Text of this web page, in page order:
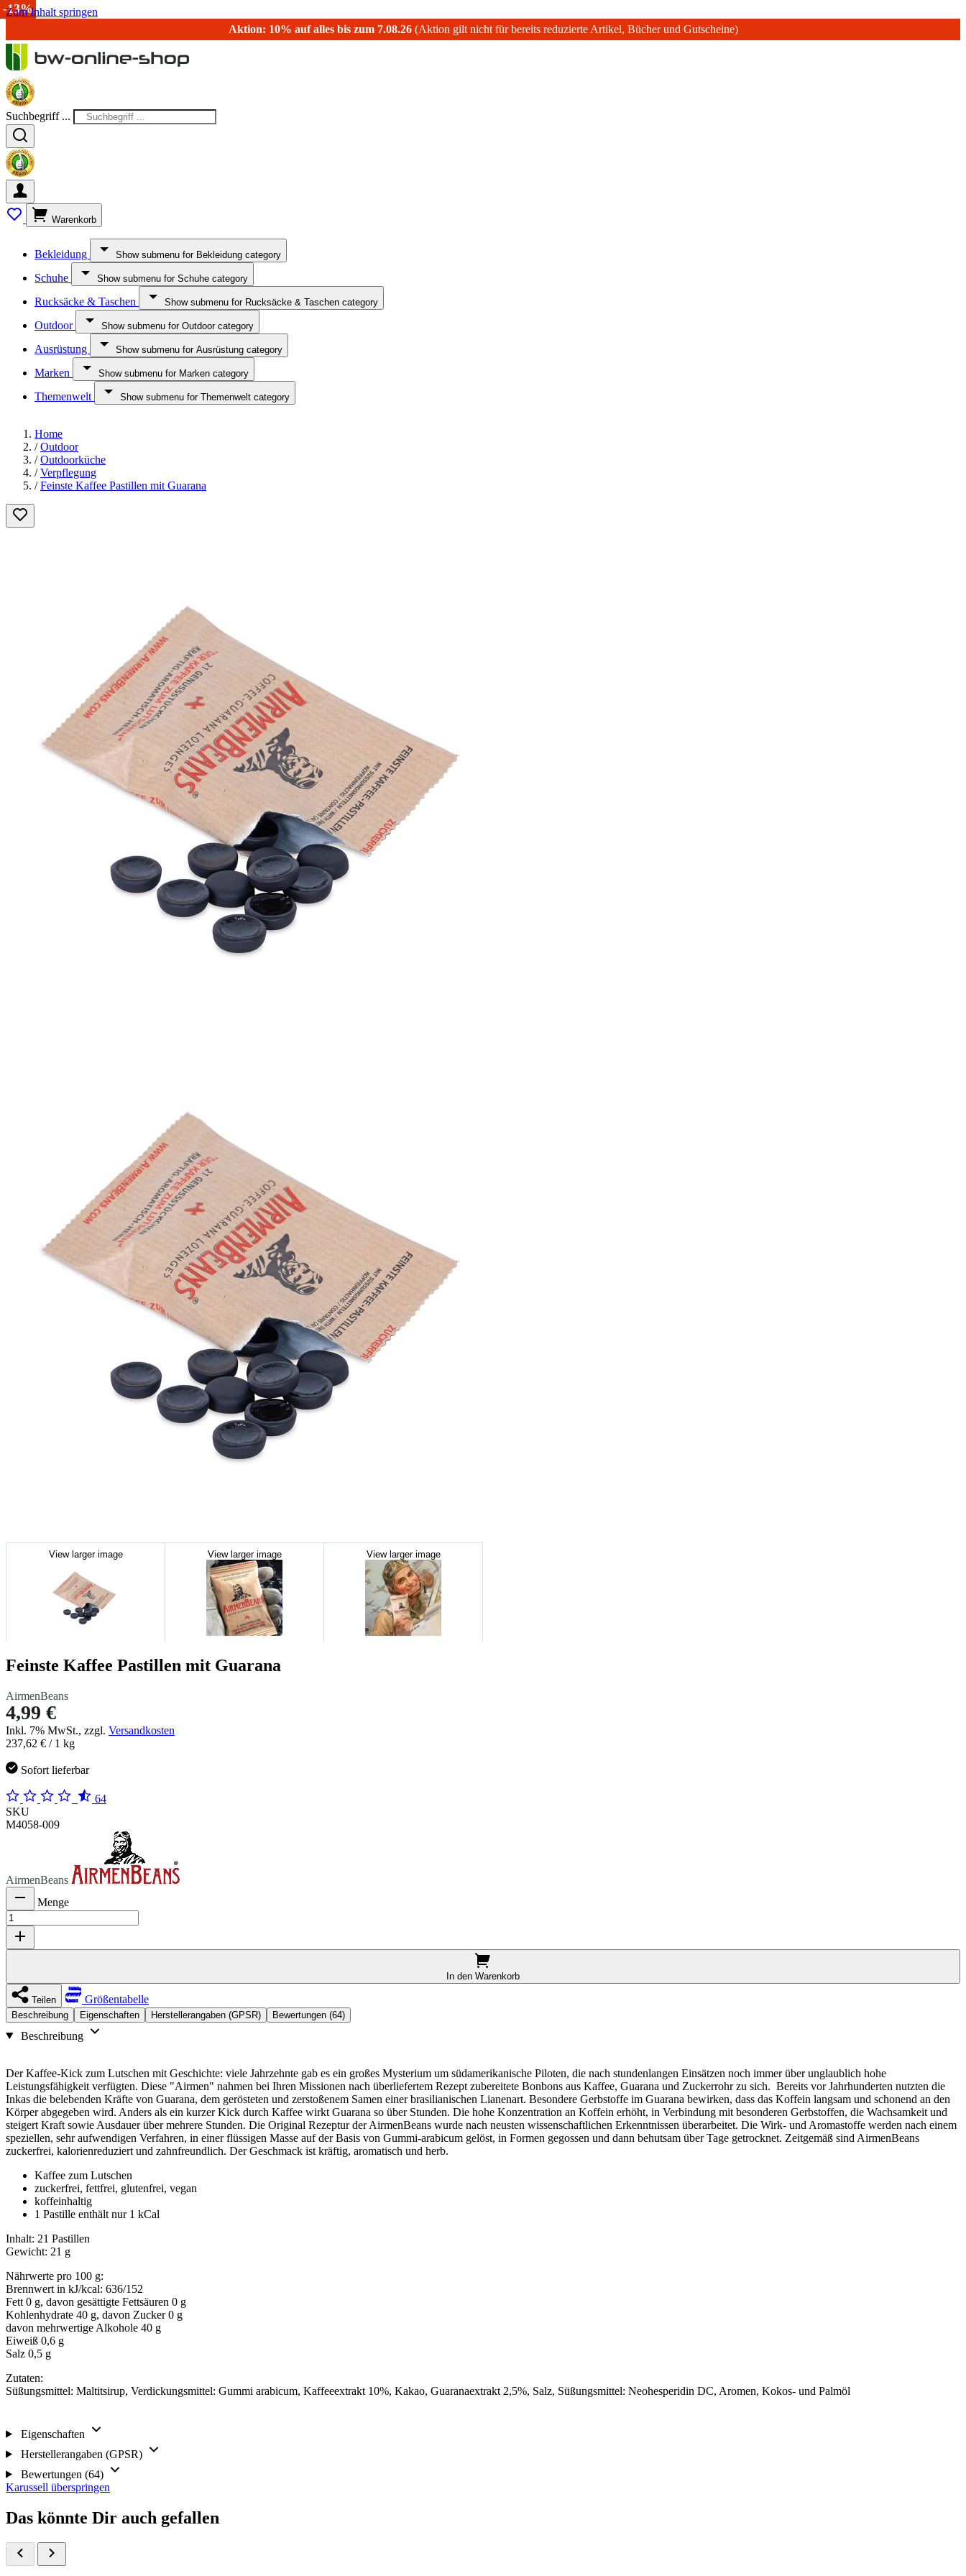
Zum Inhalt springen
Aktion: 10% auf alles bis zum 7.08.26(Aktion gilt nicht für bereits reduzierte Artikel, Bücher und Gutscheine)
Suchbegriff ...
Warenkorb
Bekleidung Show submenu for Bekleidung category
Schuhe Show submenu for Schuhe category
Rucksäcke & Taschen Show submenu for Rucksäcke & Taschen category
Outdoor Show submenu for Outdoor category
Ausrüstung Show submenu for Ausrüstung category
Marken Show submenu for Marken category
Themenwelt Show submenu for Themenwelt category
Home
/ Outdoor
/ Outdoorküche
/ Verpflegung
/ Feinste Kaffee Pastillen mit Guarana
View larger image View larger image View larger image
Feinste Kaffee Pastillen mit Guarana
AirmenBeans
4,99 €
Inkl. 7% MwSt., zzgl. Versandkosten
237,62 € / 1 kg
Sofort lieferbar
64
SKU
M4058-009
AirmenBeans
Menge
In den Warenkorb
Teilen Größentabelle
Beschreibung Eigenschaften Herstellerangaben (GPSR) Bewertungen (64)
Beschreibung
Der Kaffee-Kick zum Lutschen mit Geschichte: viele Jahrzehnte gab es ein großes Mysterium um südamerikanische Piloten, die nach stundenlangen Einsätzen noch immer über unglaublich hohe
Leistungsfähigkeit verfügten. Diese "Airmen" nahmen bei Ihren Missionen nach überliefertem Rezept zubereitete Bonbons aus Kaffee, Guarana und Zuckerrohr zu sich. Bereits vor Jahrhunderten nutzten die
Inkas die belebenden Kräfte von Guarana, dem gerösteten und zerstoßenem Samen einer brasilianischen Lianenart. Besondere Gerbstoffe im Guarana bewirken, dass das Koffein langsam und schonend an den
Körper abgegeben wird. Anders als ein kurzer Kick durch Kaffee wirkt Guarana so über Stunden. Die hohe Konzentration an Koffein erhöht, in Verbindung mit besonderen Gerbstoffen, die Wachsamkeit und
steigert Kraft sowie Ausdauer über mehrere Stunden. Die Original Rezeptur der AirmenBeans wurde nach neusten wissenschaftlichen Erkenntnissen überarbeitet. Die Wirk- und Aromastoffe werden nach einem
speziellen, sehr aufwendigen Verfahren, in einer flüssigen Masse auf der Basis von Gummi-arabicum gelöst, in Formen gegossen und dann behutsam über Tage getrocknet. Zeitgemäß sind AirmenBeans
zuckerfrei, kalorienreduziert und zahnfreundlich. Der Geschmack ist kräftig, aromatisch und herb.
Kaffee zum Lutschen
zuckerfrei, fettfrei, glutenfrei, vegan
koffeinhaltig
1 Pastille enthält nur 1 kCal
Inhalt: 21 Pastillen
Gewicht: 21 g
Nährwerte pro 100 g:
Brennwert in kJ/kcal: 636/152
Fett 0 g, davon gesättigte Fettsäuren 0 g
Kohlenhydrate 40 g, davon Zucker 0 g
davon mehrwertige Alkohole 40 g
Eiweiß 0,6 g
Salz 0,5 g
Zutaten:
Süßungsmittel: Maltitsirup, Verdickungsmittel: Gummi arabicum, Kaffeeextrakt 10%, Kakao, Guaranaextrakt 2,5%, Salz, Süßungsmittel: Neohesperidin DC, Aromen, Kokos- und Palmöl
Eigenschaften
Herstellerangaben (GPSR)
Bewertungen (64)
Karussell überspringen
Das könnte Dir auch gefallen
-15%
-20%
-14%
-13%